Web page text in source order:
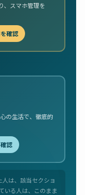
、スマホ管理を
確認
の生活で、徹底的
認
は、該当セクショ
いる人は、このまま